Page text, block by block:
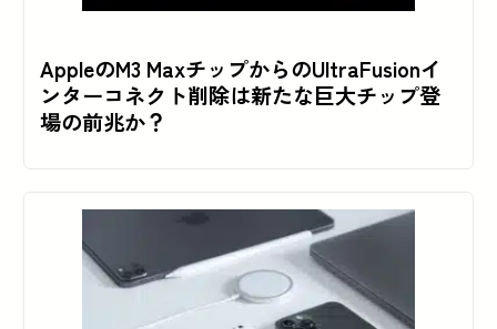
AppleのM3 MaxチップからのUltraFusionイ
ンターコネクト削除は新たな巨大チップ登
場の前兆か？